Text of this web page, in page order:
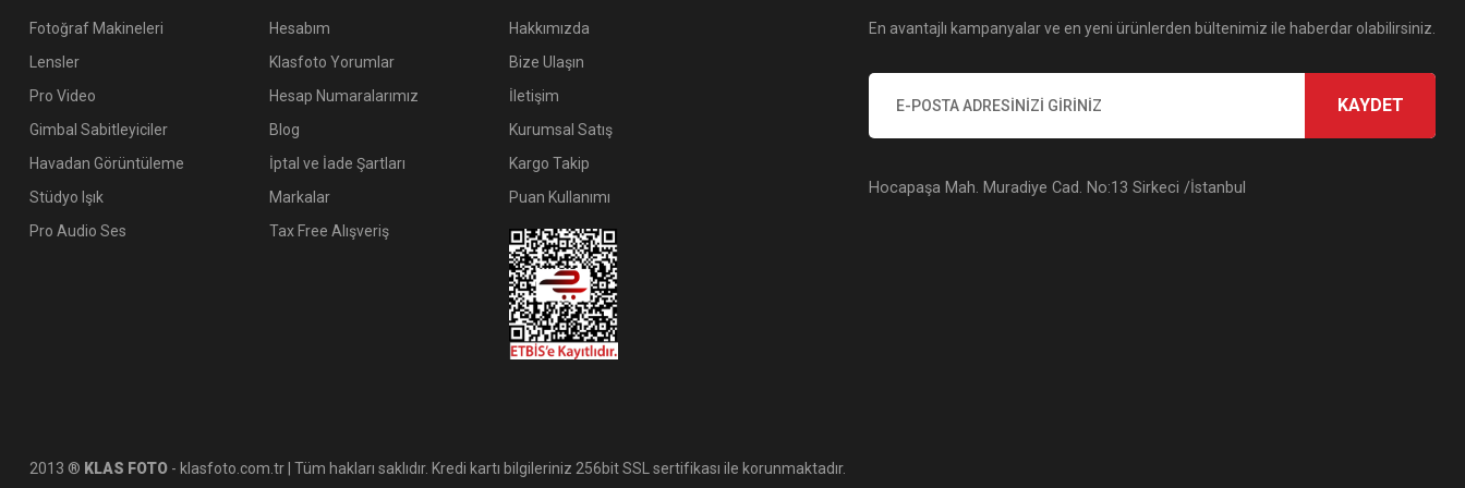
Fotoğraf Makineleri
Lensler
Pro Video
Gimbal Sabitleyiciler
Havadan Görüntüleme
Stüdyo Işık
Pro Audio Ses
Hesabım
Klasfoto Yorumlar
Hesap Numaralarımız
Blog
İptal ve İade Şartları
Markalar
Tax Free Alışveriş
Hakkımızda
Bize Ulaşın
İletişim
Kurumsal Satış
Kargo Takip
Puan Kullanımı
En avantajlı kampanyalar ve en yeni ürünlerden bültenimiz ile haberdar olabilirsiniz.
KAYDET
Hocapaşa Mah. Muradiye Cad. No:13 Sirkeci /İstanbul
2013 ® KLAS FOTO - klasfoto.com.tr | Tüm hakları saklıdır. Kredi kartı bilgileriniz 256bit SSL sertifikası ile korunmaktadır.